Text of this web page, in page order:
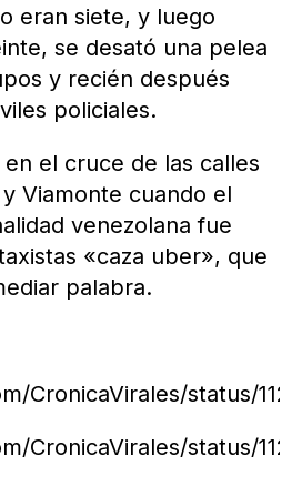
eran siete, y luego
se desató una pelea
y recién después
policiales.
el cruce de las calles
Viamonte cuando el
venezolana fue
«caza uber», que
palabra.
CronicaVirales/status/
CronicaVirales/status/